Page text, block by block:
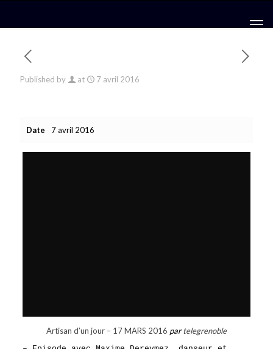
Published by at 7 avril 2016
Date 7 avril 2016
Artisan d’un jour – 17 MARS 2016 partelegrenoble